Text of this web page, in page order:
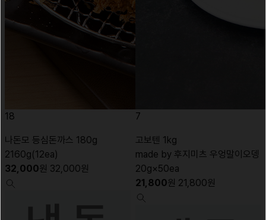
18
나돈모 등심돈까스 180g
2160g(12ea)
32,000원 32,000원
7
고보텐 1kg
made by 후지미츠 우엉말이오뎅
20g×50ea
21,800원 21,800원